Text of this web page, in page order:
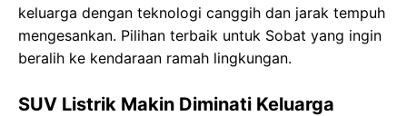
keluarga dengan teknologi canggih dan jarak tempuh
mengesankan. Pilihan terbaik untuk Sobat yang ingin
beralih ke kendaraan ramah lingkungan.
SUV Listrik Makin Diminati Keluarga